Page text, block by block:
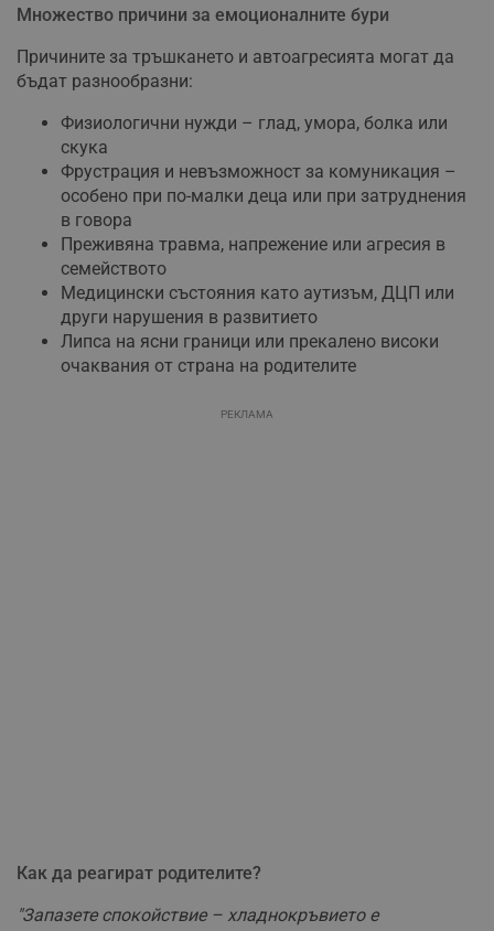
Множество причини за емоционалните бури
Причините за тръшкането и автоагресията могат да
бъдат разнообразни:
Физиологични нужди – глад, умора, болка или
скука
Фрустрация и невъзможност за комуникация –
особено при по-малки деца или при затруднения
в говора
Преживяна травма, напрежение или агресия в
семейството
Медицински състояния като аутизъм, ДЦП или
други нарушения в развитието
Липса на ясни граници или прекалено високи
очаквания от страна на родителите
РЕКЛАМА
Как да реагират родителите?
"Запазете спокойствие – хладнокръвието е